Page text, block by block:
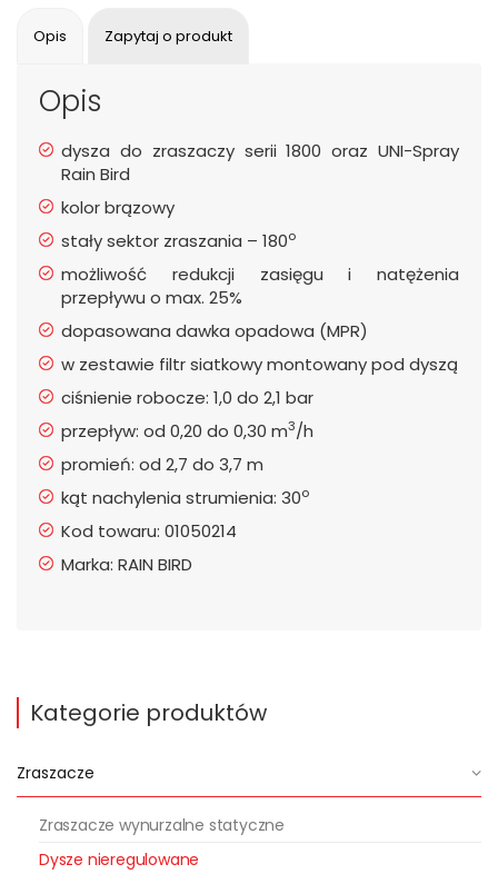
Opis Zapytaj o produkt
Opis
dysza do zraszaczy serii 1800 oraz UNI-Spray
Rain Bird
kolor brązowy
stały sektor zraszania – 180o
możliwość redukcji zasięgu i natężenia
przepływu o max. 25%
dopasowana dawka opadowa (MPR)
w zestawie filtr siatkowy montowany pod dyszą
ciśnienie robocze: 1,0 do 2,1 bar
przepływ: od 0,20 do 0,30 m3/h
promień: od 2,7 do 3,7 m
kąt nachylenia strumienia: 30o
Kod towaru: 01050214
Marka: RAIN BIRD
Kategorie produktów
Zraszacze
Zraszacze wynurzalne statyczne
Dysze nieregulowane